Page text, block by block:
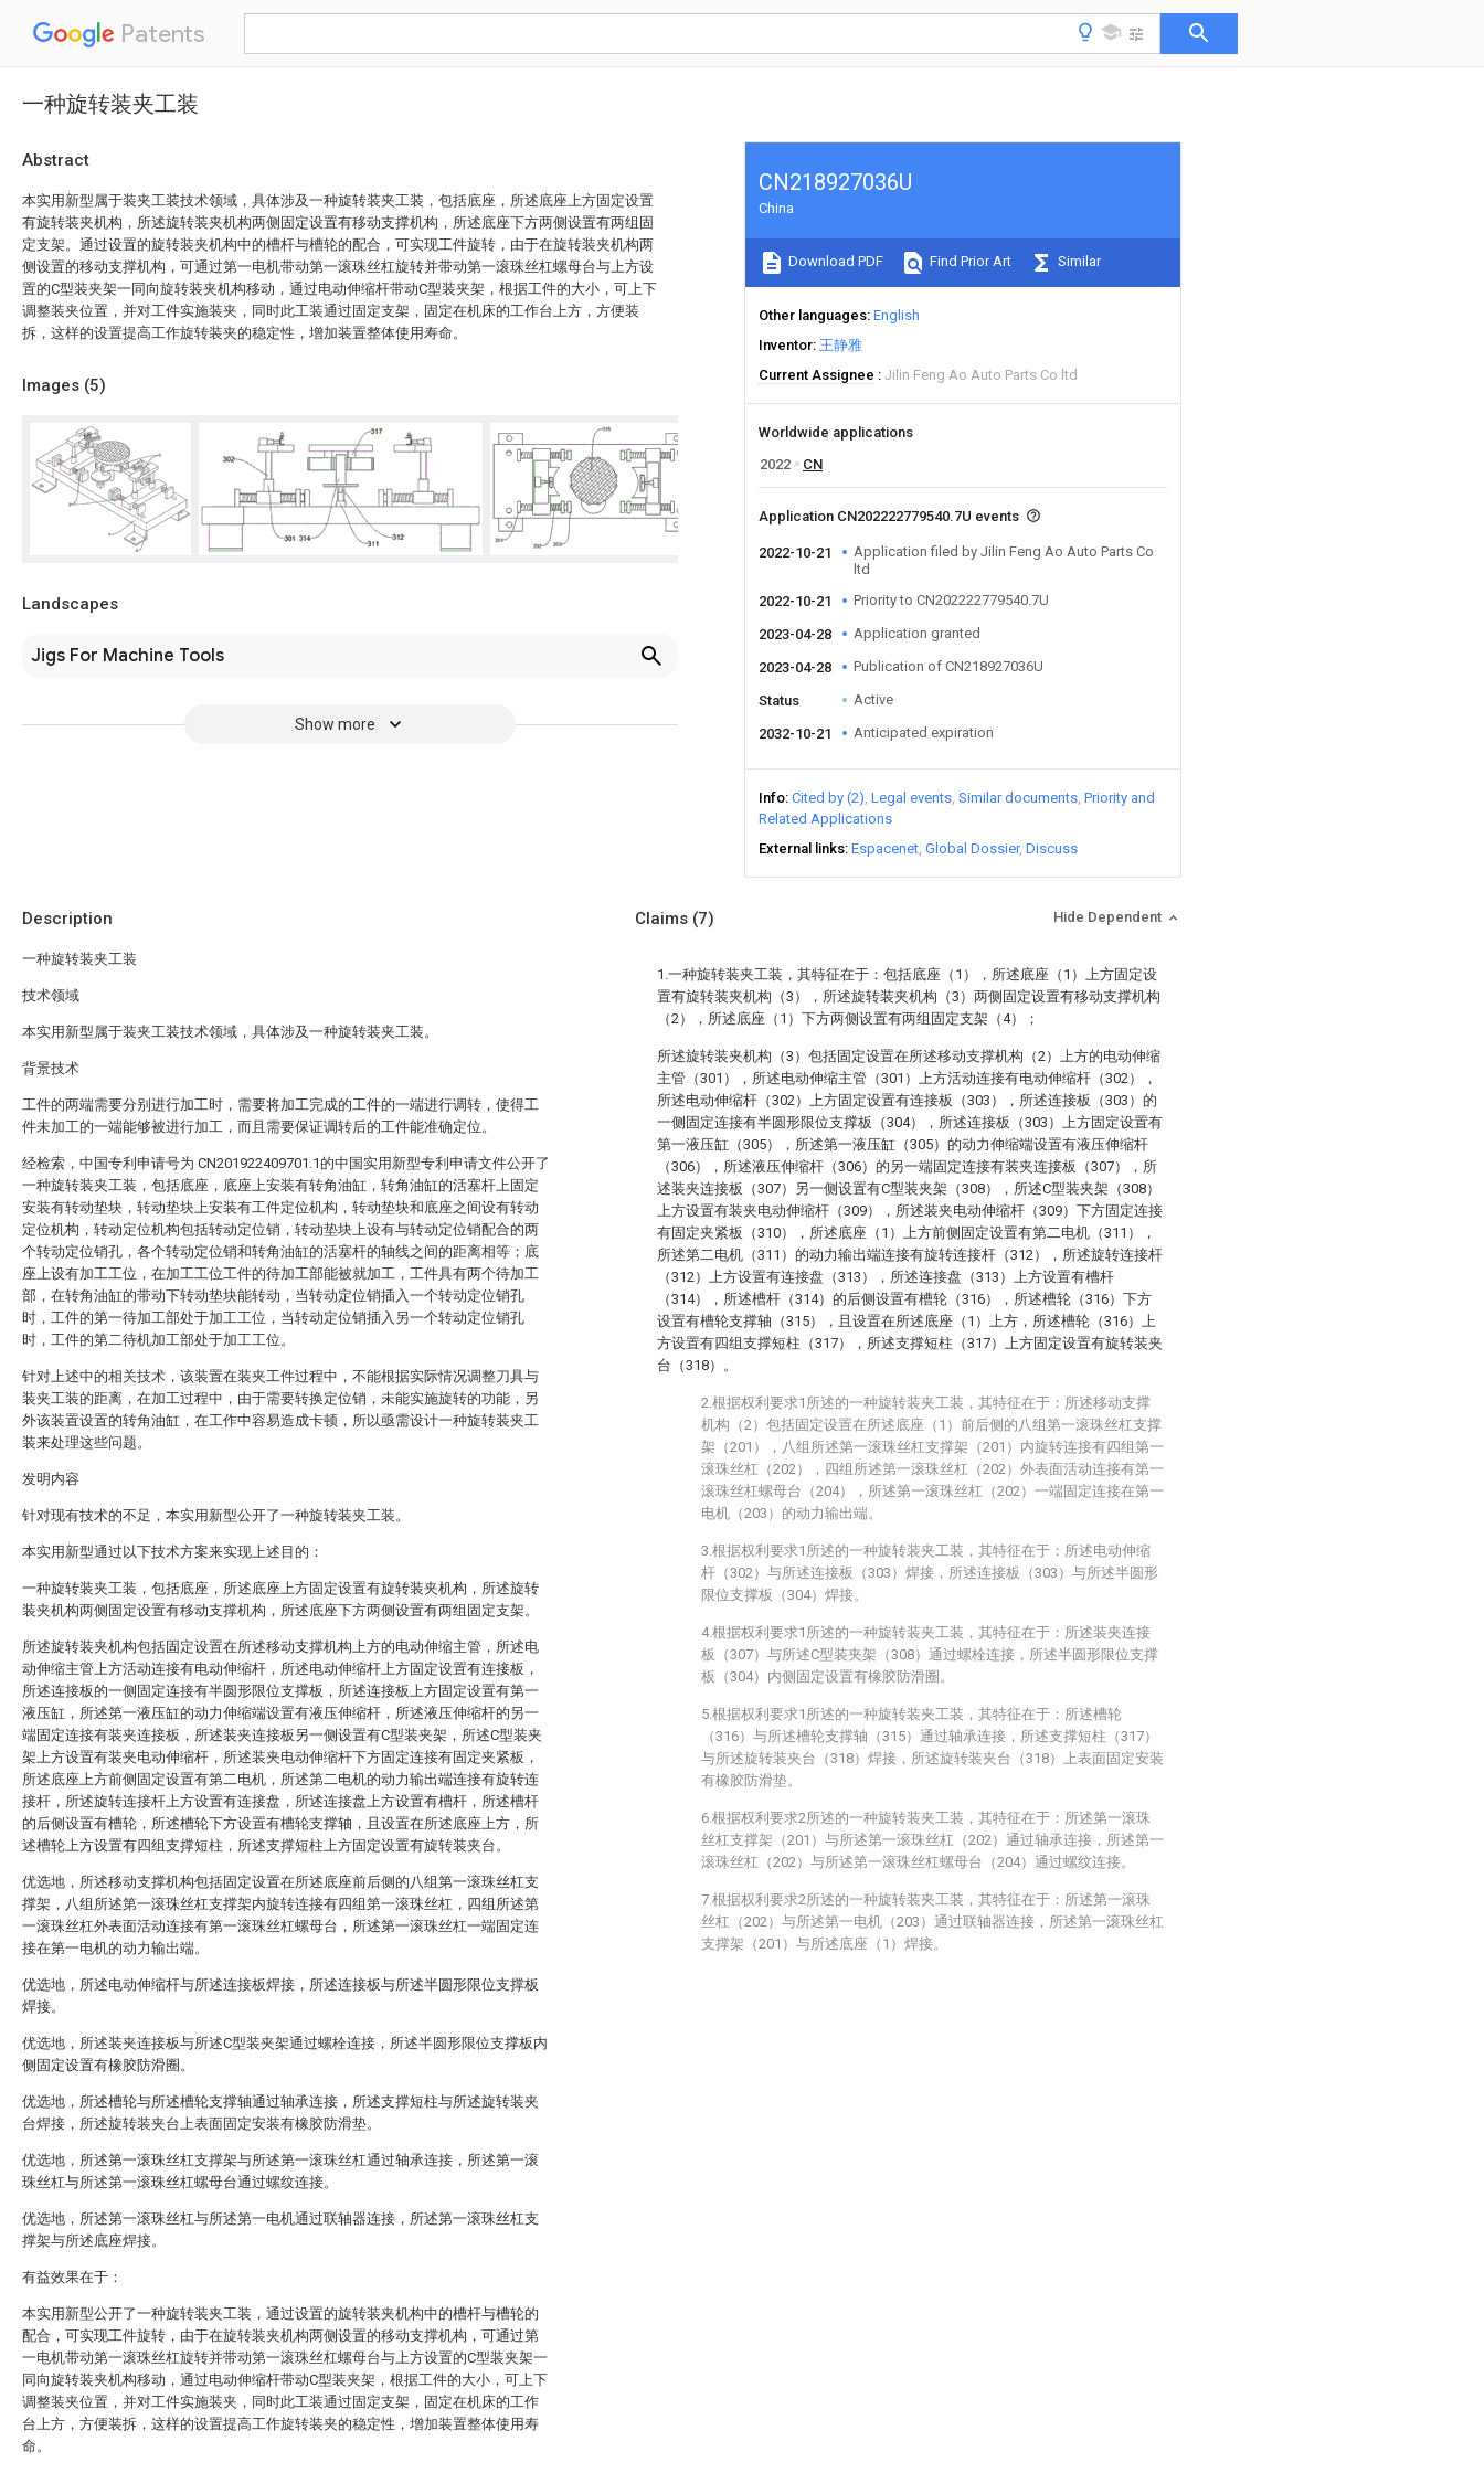
Patents
一种旋转装夹工装
Abstract
本实用新型属于装夹工装技术领域，具体涉及一种旋转装夹工装，包括底座，所述底座上方固定设置
有旋转装夹机构，所述旋转装夹机构两侧固定设置有移动支撑机构，所述底座下方两侧设置有两组固
定支架。通过设置的旋转装夹机构中的槽杆与槽轮的配合，可实现工件旋转，由于在旋转装夹机构两
侧设置的移动支撑机构，可通过第一电机带动第一滚珠丝杠旋转并带动第一滚珠丝杠螺母台与上方设
置的C型装夹架一同向旋转装夹机构移动，通过电动伸缩杆带动C型装夹架，根据工件的大小，可上下
调整装夹位置，并对工件实施装夹，同时此工装通过固定支架，固定在机床的工作台上方，方便装
拆，这样的设置提高工作旋转装夹的稳定性，增加装置整体使用寿命。
Images (5)
Landscapes
Jigs For Machine Tools
Show more
CN218927036U
China
Download PDF Find Prior Art Similar
Other languages English
Inventor 王静雅
Current Assignee
Jilin Feng Ao Auto Parts Co ltd
Worldwide applications
2022
CN
Application CN202222779540.7U events
2022-10-21
Application filed by Jilin Feng Ao Auto Parts Co
ltd
2022-10-21
Priority to CN202222779540.7U
2023-04-28 Application granted
2023-04-28 Publication of CN218927036U
Status Active
2032-10-21 Anticipated expiration
Info Cited by (2) Legal events Similar documents Priority and
Related Applications
External links Espacenet Global Dossier Discuss
Description
一种旋转装夹工装
技术领域
本实用新型属于装夹工装技术领域，具体涉及一种旋转装夹工装。
背景技术
工件的两端需要分别进行加工时，需要将加工完成的工件的一端进行调转，使得工
件未加工的一端能够被进行加工，而且需要保证调转后的工件能准确定位。
经检索，中国专利申请号为 CN201922409701.1的中国实用新型专利申请文件公开了
一种旋转装夹工装，包括底座，底座上安装有转角油缸，转角油缸的活塞杆上固定
安装有转动垫块，转动垫块上安装有工件定位机构，转动垫块和底座之间设有转动
定位机构，转动定位机构包括转动定位销，转动垫块上设有与转动定位销配合的两
个转动定位销孔，各个转动定位销和转角油缸的活塞杆的轴线之间的距离相等；底
座上设有加工工位，在加工工位工件的待加工部能被就加工，工件具有两个待加工
部，在转角油缸的带动下转动垫块能转动，当转动定位销插入一个转动定位销孔
时，工件的第一待加工部处于加工工位，当转动定位销插入另一个转动定位销孔
时，工件的第二待机加工部处于加工工位。
针对上述中的相关技术，该装置在装夹工件过程中，不能根据实际情况调整刀具与
装夹工装的距离，在加工过程中，由于需要转换定位销，未能实施旋转的功能，另
外该装置设置的转角油缸，在工作中容易造成卡顿，所以亟需设计一种旋转装夹工
装来处理这些问题。
发明内容
针对现有技术的不足，本实用新型公开了一种旋转装夹工装。
本实用新型通过以下技术方案来实现上述目的：
一种旋转装夹工装，包括底座，所述底座上方固定设置有旋转装夹机构，所述旋转
装夹机构两侧固定设置有移动支撑机构，所述底座下方两侧设置有两组固定支架。
所述旋转装夹机构包括固定设置在所述移动支撑机构上方的电动伸缩主管，所述电
动伸缩主管上方活动连接有电动伸缩杆，所述电动伸缩杆上方固定设置有连接板，
所述连接板的一侧固定连接有半圆形限位支撑板，所述连接板上方固定设置有第一
液压缸，所述第一液压缸的动力伸缩端设置有液压伸缩杆，所述液压伸缩杆的另一
端固定连接有装夹连接板，所述装夹连接板另一侧设置有C型装夹架，所述C型装夹
架上方设置有装夹电动伸缩杆，所述装夹电动伸缩杆下方固定连接有固定夹紧板，
所述底座上方前侧固定设置有第二电机，所述第二电机的动力输出端连接有旋转连
接杆，所述旋转连接杆上方设置有连接盘，所述连接盘上方设置有槽杆，所述槽杆
的后侧设置有槽轮，所述槽轮下方设置有槽轮支撑轴，且设置在所述底座上方，所
述槽轮上方设置有四组支撑短柱，所述支撑短柱上方固定设置有旋转装夹台。
优选地，所述移动支撑机构包括固定设置在所述底座前后侧的八组第一滚珠丝杠支
撑架，八组所述第一滚珠丝杠支撑架内旋转连接有四组第一滚珠丝杠，四组所述第
一滚珠丝杠外表面活动连接有第一滚珠丝杠螺母台，所述第一滚珠丝杠一端固定连
接在第一电机的动力输出端。
优选地，所述电动伸缩杆与所述连接板焊接，所述连接板与所述半圆形限位支撑板
焊接。
优选地，所述装夹连接板与所述C型装夹架通过螺栓连接，所述半圆形限位支撑板内
侧固定设置有橡胶防滑圈。
优选地，所述槽轮与所述槽轮支撑轴通过轴承连接，所述支撑短柱与所述旋转装夹
台焊接，所述旋转装夹台上表面固定安装有橡胶防滑垫。
优选地，所述第一滚珠丝杠支撑架与所述第一滚珠丝杠通过轴承连接，所述第一滚
珠丝杠与所述第一滚珠丝杠螺母台通过螺纹连接。
优选地，所述第一滚珠丝杠与所述第一电机通过联轴器连接，所述第一滚珠丝杠支
撑架与所述底座焊接。
有益效果在于：
本实用新型公开了一种旋转装夹工装，通过设置的旋转装夹机构中的槽杆与槽轮的
配合，可实现工件旋转，由于在旋转装夹机构两侧设置的移动支撑机构，可通过第
一电机带动第一滚珠丝杠旋转并带动第一滚珠丝杠螺母台与上方设置的C型装夹架一
同向旋转装夹机构移动，通过电动伸缩杆带动C型装夹架，根据工件的大小，可上下
调整装夹位置，并对工件实施装夹，同时此工装通过固定支架，固定在机床的工作
台上方，方便装拆，这样的设置提高工作旋转装夹的稳定性，增加装置整体使用寿
命。
Claims (7) Hide Dependent
1.一种旋转装夹工装，其特征在于：包括底座（1），所述底座（1）上方固定设
置有旋转装夹机构（3），所述旋转装夹机构（3）两侧固定设置有移动支撑机构
（2），所述底座（1）下方两侧设置有两组固定支架（4）；
所述旋转装夹机构（3）包括固定设置在所述移动支撑机构（2）上方的电动伸缩
主管（301），所述电动伸缩主管（301）上方活动连接有电动伸缩杆（302），
所述电动伸缩杆（302）上方固定设置有连接板（303），所述连接板（303）的
一侧固定连接有半圆形限位支撑板（304），所述连接板（303）上方固定设置有
第一液压缸（305），所述第一液压缸（305）的动力伸缩端设置有液压伸缩杆
（306），所述液压伸缩杆（306）的另一端固定连接有装夹连接板（307），所
述装夹连接板（307）另一侧设置有C型装夹架（308），所述C型装夹架（308）
上方设置有装夹电动伸缩杆（309），所述装夹电动伸缩杆（309）下方固定连接
有固定夹紧板（310），所述底座（1）上方前侧固定设置有第二电机（311），
所述第二电机（311）的动力输出端连接有旋转连接杆（312），所述旋转连接杆
（312）上方设置有连接盘（313），所述连接盘（313）上方设置有槽杆
（314），所述槽杆（314）的后侧设置有槽轮（316），所述槽轮（316）下方
设置有槽轮支撑轴（315），且设置在所述底座（1）上方，所述槽轮（316）上
方设置有四组支撑短柱（317），所述支撑短柱（317）上方固定设置有旋转装夹
台（318）。
2.根据权利要求1所述的一种旋转装夹工装，其特征在于：所述移动支撑
机构（2）包括固定设置在所述底座（1）前后侧的八组第一滚珠丝杠支撑
架（201），八组所述第一滚珠丝杠支撑架（201）内旋转连接有四组第一
滚珠丝杠（202），四组所述第一滚珠丝杠（202）外表面活动连接有第一
滚珠丝杠螺母台（204），所述第一滚珠丝杠（202）一端固定连接在第一
电机（203）的动力输出端。
3.根据权利要求1所述的一种旋转装夹工装，其特征在于：所述电动伸缩
杆（302）与所述连接板（303）焊接，所述连接板（303）与所述半圆形
限位支撑板（304）焊接。
4.根据权利要求1所述的一种旋转装夹工装，其特征在于：所述装夹连接
板（307）与所述C型装夹架（308）通过螺栓连接，所述半圆形限位支撑
板（304）内侧固定设置有橡胶防滑圈。
5.根据权利要求1所述的一种旋转装夹工装，其特征在于：所述槽轮
（316）与所述槽轮支撑轴（315）通过轴承连接，所述支撑短柱（317）
与所述旋转装夹台（318）焊接，所述旋转装夹台（318）上表面固定安装
有橡胶防滑垫。
6.根据权利要求2所述的一种旋转装夹工装，其特征在于：所述第一滚珠
丝杠支撑架（201）与所述第一滚珠丝杠（202）通过轴承连接，所述第一
滚珠丝杠（202）与所述第一滚珠丝杠螺母台（204）通过螺纹连接。
7.根据权利要求2所述的一种旋转装夹工装，其特征在于：所述第一滚珠
丝杠（202）与所述第一电机（203）通过联轴器连接，所述第一滚珠丝杠
支撑架（201）与所述底座（1）焊接。